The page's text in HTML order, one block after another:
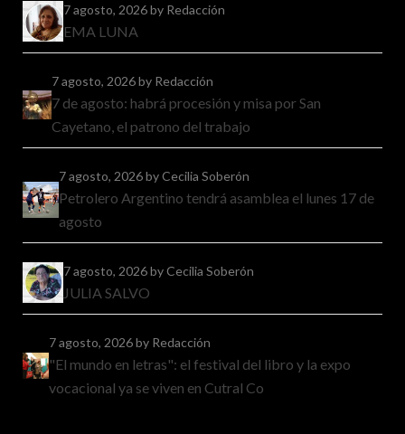
7 agosto, 2026by Redacción
EMA LUNA
7 agosto, 2026by Redacción
7 de agosto: habrá procesión y misa por San
Cayetano, el patrono del trabajo
7 agosto, 2026by Cecilia Soberón
Petrolero Argentino tendrá asamblea el lunes 17 de
agosto
7 agosto, 2026by Cecilia Soberón
JULIA SALVO
7 agosto, 2026by Redacción
"El mundo en letras": el festival del libro y la expo
vocacional ya se viven en Cutral Co